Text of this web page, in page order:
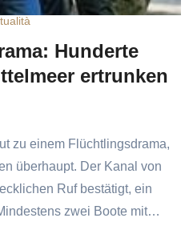
Hunderte
ertrunken
zu einem Flüchtlingsdrama,
überhaupt. Der Kanal von
Ruf bestätigt, ein
zwei Boote mit…